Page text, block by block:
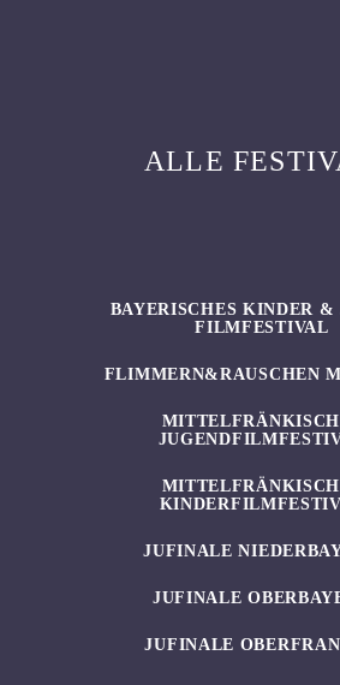
ALLE
BAYERISCHES KINDER &
FILMFESTIVAL
FLIMMERN&RAUSCHEN
JUFINALE
JUFINALE
JUFINALE